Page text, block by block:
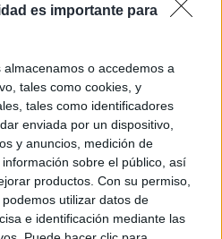
es importante para
o accedemos a
tales como cookies, y
tales como identificadores
enviada por un dispositivo,
y anuncios, medición de
sobre el público, así
productos. Con su permiso,
utilizar datos de
e identificación mediante las